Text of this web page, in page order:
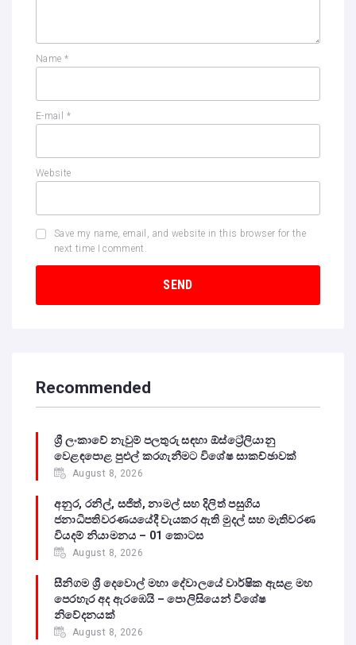
Name *
E-mail *
Website
Save my name, email, and website in this browser for the
next time I comment.
Recommended
ශ්‍රී ලංකාවේ නැවුම් පලතුරු සඳහා ඕස්ට්‍රේලියානු
වෙළඳපොළ පුළුල් කරගැනීමට විශේෂ සාකච්ඡාවක්
August 8, 2026
අනුර, රනිල්, සජිත්, නාමල් සහ දිලිත් පසුගිය
ජනාධිපතිවරණයයේදී වැයකර ඇති මුදල් සහ මැතිවරණ
වියදම් නියාමනය – 01 කොටස
August 8, 2026
සීනිගම ශ්‍රී දෙවොල් මහා දේවාලයේ වාර්ෂික ඇසළ මහ
පෙරහැර අද ඇරඹෙයි – පොලිසියෙන් විශේෂ
නිවේදනයක්
August 8, 2026